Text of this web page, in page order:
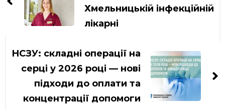
Хмельницькій інфекційній
лікарні
НСЗУ: складні операції на
серці у 2026 році — нові
підходи до оплати та
концентрації допомоги